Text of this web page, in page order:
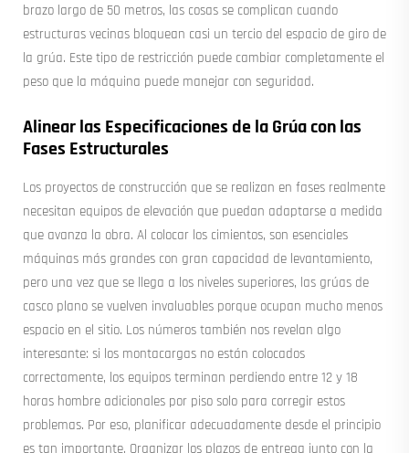
brazo largo de 50 metros, las cosas se complican cuando
estructuras vecinas bloquean casi un tercio del espacio de giro de
la grúa. Este tipo de restricción puede cambiar completamente el
peso que la máquina puede manejar con seguridad.
Alinear las Especificaciones de la Grúa con las
Fases Estructurales
Los proyectos de construcción que se realizan en fases realmente
necesitan equipos de elevación que puedan adaptarse a medida
que avanza la obra. Al colocar los cimientos, son esenciales
máquinas más grandes con gran capacidad de levantamiento,
pero una vez que se llega a los niveles superiores, las grúas de
casco plano se vuelven invaluables porque ocupan mucho menos
espacio en el sitio. Los números también nos revelan algo
interesante: si los montacargas no están colocados
correctamente, los equipos terminan perdiendo entre 12 y 18
horas hombre adicionales por piso solo para corregir estos
problemas. Por eso, planificar adecuadamente desde el principio
es tan importante. Organizar los plazos de entrega junto con la